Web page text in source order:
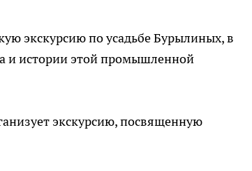
экскурсию по усадьбе Бурылиных, в
и истории этой промышленной
экскурсию, посвященную